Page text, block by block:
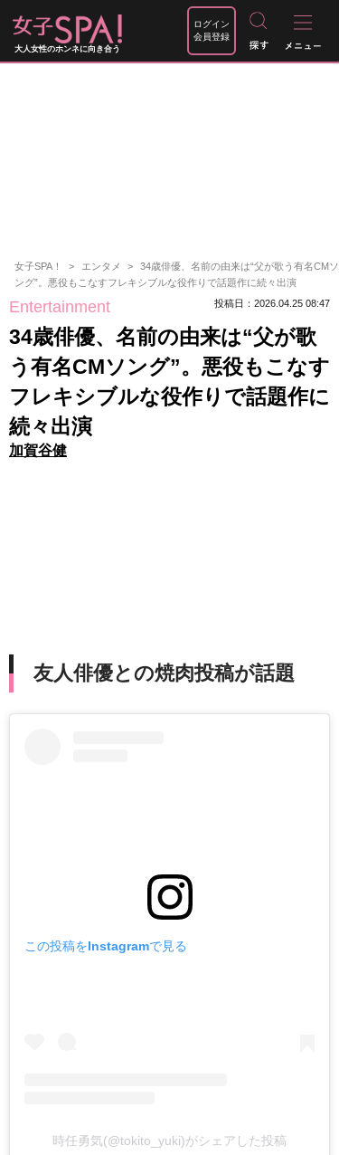
大人女性のホンネに向き合う
ログイン
会員登録
女子SPA！ エンタメ
34歳俳優、名前の由来は“父が歌う有名CMソ
ング”。悪役もこなすフレキシブルな役作りで話題作に続々出演
Entertainment 投稿日：2026.04.25 08:47
34歳俳優、名前の由来は“父が歌
う有名CMソング”。悪役もこなす
フレキシブルな役作りで話題作に
続々出演
加賀谷健
友人俳優との焼肉投稿が話題
この投稿をInstagramで見る
時任勇気(@tokito_yuki)がシェアした投稿